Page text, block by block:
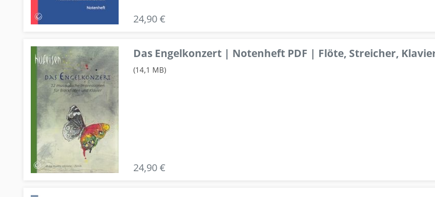
24,90 €
Das Engelkonzert | Notenheft PDF | Flöte, Streicher,
(14,1 MB)
24,90 €